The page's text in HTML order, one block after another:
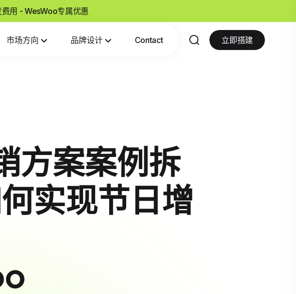
用 - WesWoo专属优惠
市场方向 品牌设计 Contact 立即搭建
方案案例拆
实现节日增